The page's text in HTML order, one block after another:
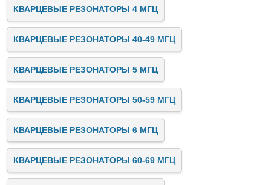
КВАРЦЕВЫЕ РЕЗОНАТОРЫ 4 МГЦ
КВАРЦЕВЫЕ РЕЗОНАТОРЫ 40-49 МГЦ
КВАРЦЕВЫЕ РЕЗОНАТОРЫ 5 МГЦ
КВАРЦЕВЫЕ РЕЗОНАТОРЫ 50-59 МГЦ
КВАРЦЕВЫЕ РЕЗОНАТОРЫ 6 МГЦ
КВАРЦЕВЫЕ РЕЗОНАТОРЫ 60-69 МГЦ